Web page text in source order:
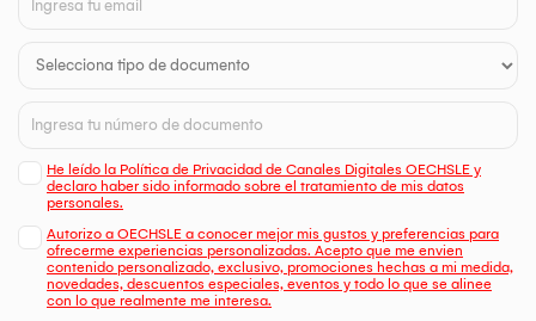
He leído la Política de Privacidad de Canales Digitales OECHSLE y
declaro haber sido informado sobre el tratamiento de mis datos
personales.
Autorizo a OECHSLE a conocer mejor mis gustos y preferencias para
ofrecerme experiencias personalizadas. Acepto que me envien
contenido personalizado, exclusivo, promociones hechas a mi medida,
novedades, descuentos especiales, eventos y todo lo que se alinee
con lo que realmente me interesa.